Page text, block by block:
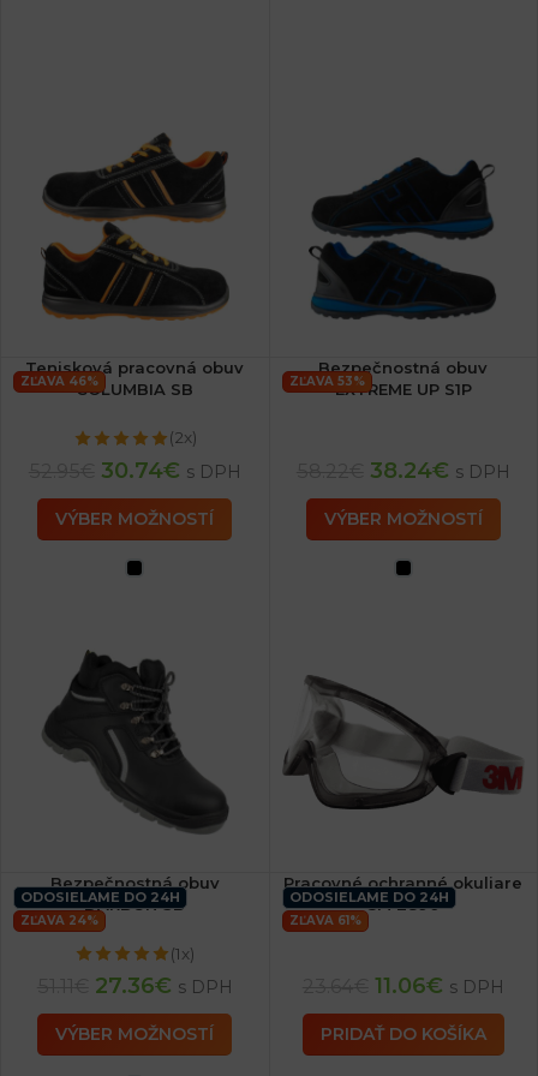
Tenisková pracovná obuv
COLUMBIA SB
(2x)
30.74€ s DPH
VÝBER MOŽNOSTÍ
Bezpečnostná obuv
EXTREME UP S1P
38.24€ s DPH
VÝBER MOŽNOSTÍ
ZĽAVA 46%
Bezpečnostná obuv
DARBON SB
(1x)
27.36€ s DPH
VÝBER MOŽNOSTÍ
ZĽAVA 53%
Pracovné ochranné okuliare
3M 2890
11.06€ s DPH
PRIDAŤ DO KOŠÍKA
ODOSIELAME DO 24H
ZĽAVA 24%
ODOSIELAME DO 24H
ZĽAVA 61%